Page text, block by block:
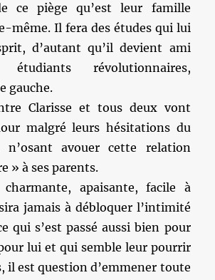
ce piège qu’est leur famille
même. Il fera des études qui lui
d’autant qu’il devient ami
révolutionnaires,
gauche.
Clarisse et tous deux vont
malgré leurs hésitations du
n’osant avouer cette relation
» à ses parents.
apaisante, facile à
jamais à débloquer l’intimité
qui s’est passé aussi bien pour
lui et qui semble leur pourrir
il est question d’emmener toute